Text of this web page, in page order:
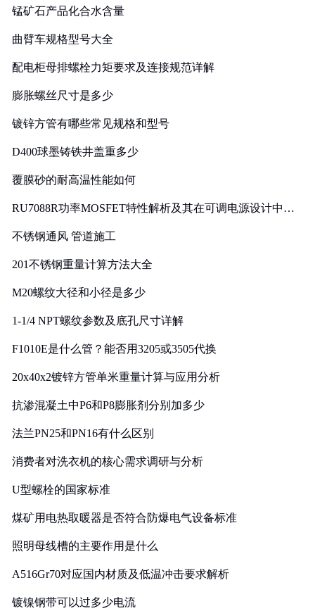
锰矿石产品化合水含量
曲臂车规格型号大全
配电柜母排螺栓力矩要求及连接规范详解
膨胀螺丝尺寸是多少
镀锌方管有哪些常见规格和型号
D400球墨铸铁井盖重多少
覆膜砂的耐高温性能如何
RU7088R功率MOSFET特性解析及其在可调电源设计中的
不锈钢通风 管道施工
201不锈钢重量计算方法大全
M20螺纹大径和小径是多少
1-1/4 NPT螺纹参数及底孔尺寸详解
F1010E是什么管？能否用3205或3505代换
20x40x2镀锌方管单米重量计算与应用分析
抗渗混凝土中P6和P8膨胀剂分别加多少
法兰PN25和PN16有什么区别
消费者对洗衣机的核心需求调研与分析
U型螺栓的国家标准
煤矿用电热取暖器是否符合防爆电气设备标准
照明母线槽的主要作用是什么
A516Gr70对应国内材质及低温冲击要求解析
镀镍钢带可以过多少电流